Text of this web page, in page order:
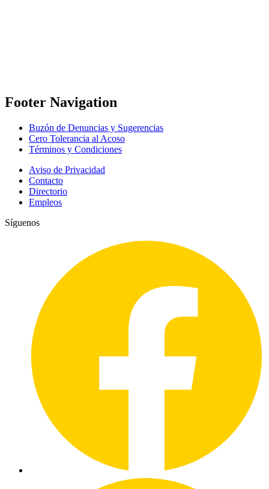
Footer Navigation
Buzón de Denuncias y Sugerencias
Cero Tolerancia al Acoso
Términos y Condiciones
Aviso de Privacidad
Contacto
Directorio
Empleos
Síguenos